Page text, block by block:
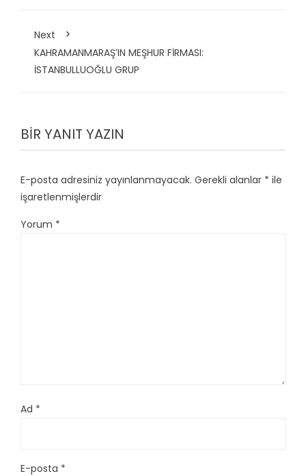
Next
KAHRAMANMARAŞ’IN MEŞHUR FİRMASI:
İSTANBULLUOĞLU GRUP
BIR YANIT YAZIN
E-posta adresiniz yayınlanmayacak. Gerekli alanlar * ile
işaretlenmişlerdir
Yorum *
Ad *
E-posta *